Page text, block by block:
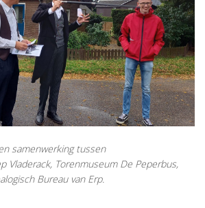
samenwerking tussen
Vladerack, Torenmuseum De Peperbus,
Bureau van Erp.